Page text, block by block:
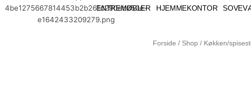
ENTREMØBLER HJEMMEKONTOR
Forside / Shop/ Køkken/